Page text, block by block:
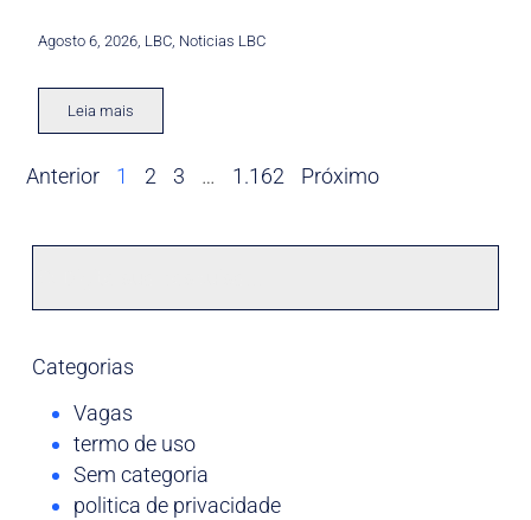
Agosto 6, 2026 LBC Noticias LBC
Leia mais
Anterior 1 2 3 … 1.162 Próximo
Categorias
Vagas
termo de uso
Sem categoria
politica de privacidade